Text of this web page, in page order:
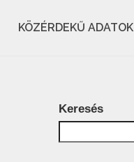
KÖZÉRDEKŰ ADATOK
Keresés